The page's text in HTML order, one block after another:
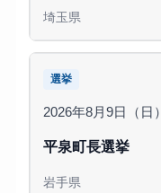
埼玉県
選挙
2026年8月9日（日）
平泉町長選挙
岩手県